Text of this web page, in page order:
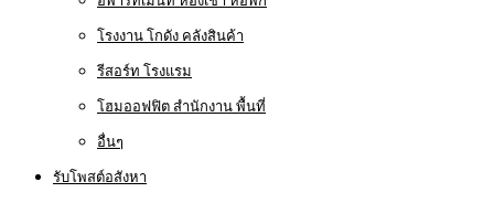
โรงงาน โกดัง คลังสินค้า
รีสอร์ท โรงแรม
โฮมออฟฟิต สำนักงาน พื้นที่
อื่นๆ
รับโพสต์อสังหา